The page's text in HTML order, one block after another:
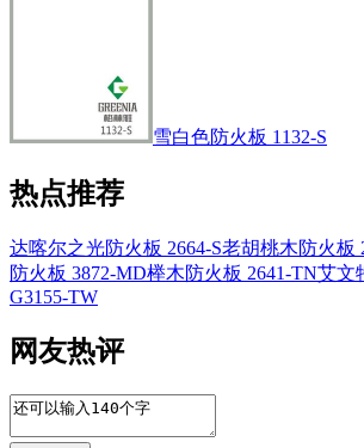
雪白色防火板 1132-S
热点推荐
达喀尔之光防火板 2664-S老胡桃木防火板
防火板 3872-MD榉木防火板 2641-TN艾文
G3155-TW
网友热评